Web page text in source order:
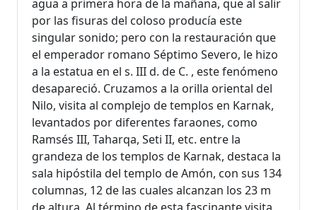
agua a primera hora de la mañana, que al salir
por las fisuras del coloso producía este
singular sonido; pero con la restauración que
el emperador romano Séptimo Severo, le hizo
a la estatua en el s. III d. de C. , este fenómeno
desapareció. Cruzamos a la orilla oriental del
Nilo, visita al complejo de templos en Karnak,
levantados por diferentes faraones, como
Ramsés III, Taharqa, Seti II, etc. entre la
grandeza de los templos de Karnak, destaca la
sala hipóstila del templo de Amón, con sus 134
columnas, 12 de las cuales alcanzan los 23 m